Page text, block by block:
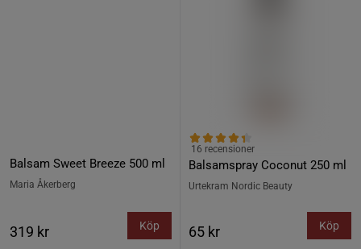
Balsam Sweet Breeze 500 ml
Maria Åkerberg
319 kr Köp
Balsamspray Coconut 250 ml
16 recensioner
Urtekram Nordic Beauty
65 kr Köp